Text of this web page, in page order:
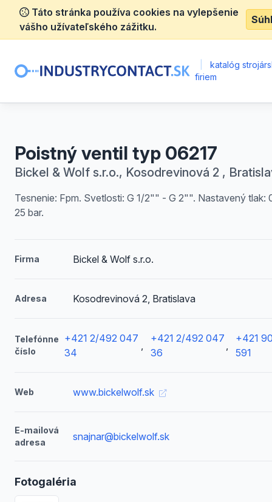
Táto stránka používa cookies na vylepšenie
vášho užívateľského zážitku.
katalóg
firiem
Poistný ventil typ 06217
Bickel & Wolf s.r.o., Kosodrevinová 2 ,
Tesnenie: Fpm. Svetlosti: G 1/2"" - G 2"". Nastavený tlak:
25 bar.
Firma Bickel & Wolf s.r.o.
Adresa Kosodrevinová 2, Bratislava
Telefónne
číslo
+421 2/492 047
34
,
+421 2/492 047
36
,
+421
591
Web www.bickelwolf.sk
E-mailová
adresa
snajnar@bickelwolf.sk
Fotogaléria